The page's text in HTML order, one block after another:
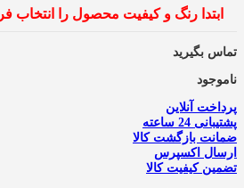
ابتدا رنگ و کیفیت محصول را انتخاب
تماس بگیرید
ناموجود
پرداخت آنلاین
پشتیبانی 24 ساعته
ضمانت بازگشت کالا
ارسال اکسپرس
تضمین کیفیت کالا